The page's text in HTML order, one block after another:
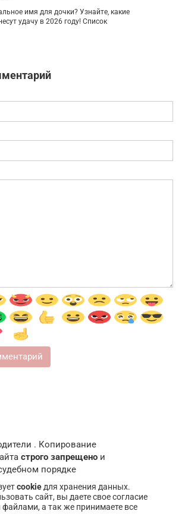
имя для дочки? Узнайте, какие
удачу в 2026 году! Список
. Копирование
строго запрещено и
порядке
cookie для хранения данных.
сайт, вы даете свое согласие
файлами, а так же принимаете все